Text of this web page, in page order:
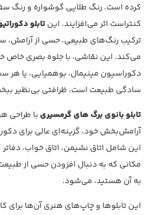
کرده است. رنگ طلایی گوشواره و رنگ
کنتراست اثر می‌افزایند. اینتابلو
ترکیب رنگ‌های طبیعی، حسی از آرامش،
می‌کند. این نقاشی، با جلوه بصری خاص
دکوراسیون مینیمال، بوهمیایی، یا هر
سادگی طبیعت است، ظرافتی بی‌نظیر
تابلو بانوی برگ های گرمسیریبا طراحی
آرامش‌بخش خود، گزینه‌ای عالی برای
این شامل اتاق نشیمن، اتاق خواب،
مکانی که به دنبال افزودن حسی از
به آن هستید، می‌شود.
این تابلوها و چاپ‌های هنری آن‌ها برای